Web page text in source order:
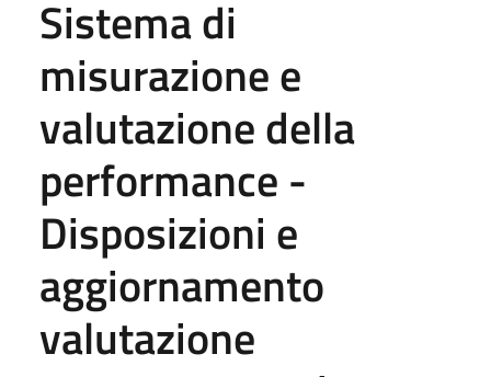
Sistema di
misurazione e
valutazione della
performance -
Disposizioni e
aggiornamento
valutazione